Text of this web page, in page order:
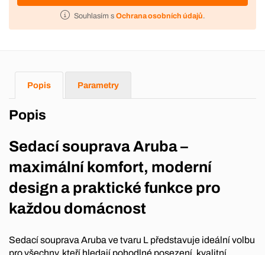
Souhlasím s Ochrana osobních údajů.
Popis Parametry
Popis
Sedací souprava Aruba –
maximální komfort, moderní
design a praktické funkce pro
každou domácnost
Sedací souprava Aruba ve tvaru L představuje ideální volbu